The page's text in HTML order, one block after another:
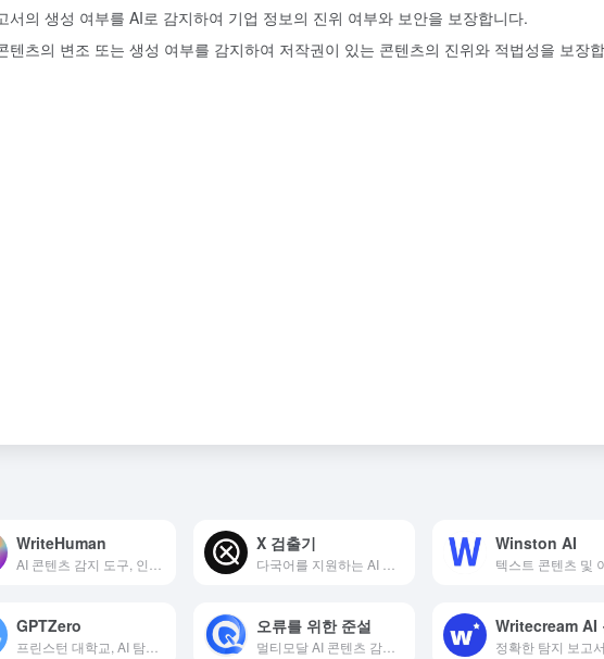
서의 생성 여부를 AI로 감지하여 기업 정보의 진위 여부와 보안을 보장합니다.
텐츠의 변조 또는 생성 여부를 감지하여 저작권이 있는 콘텐츠의 진위와 적법성을 보장
WriteHuman X 검출기 Winston AI
GPTZero 오류를 위한 준설
멀티모달 AI 콘텐츠 감사 교정 및 테스트 플랫폼